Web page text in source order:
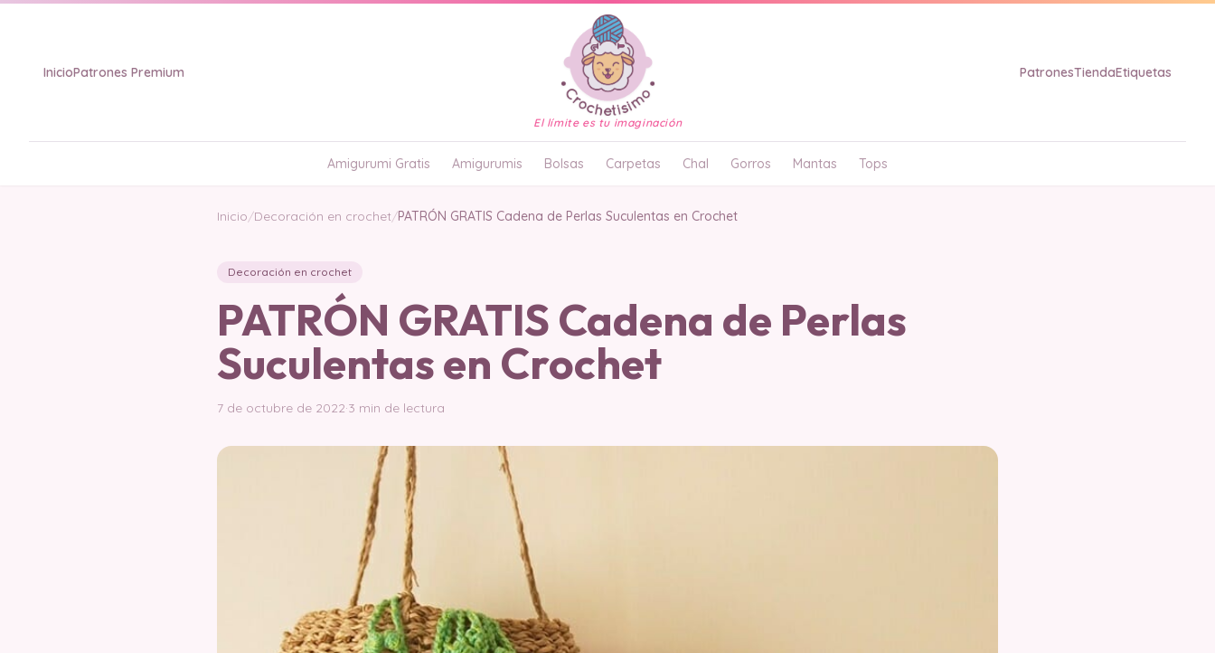
InicioPatrones Premium
El límite es tu imaginación
PatronesTiendaEtiquetas
Amigurumi Gratis Amigurumis Bolsas Carpetas Chal Gorros Mantas Tops
Inicio/Decoración en crochet/PATRÓN GRATIS Cadena de Perlas Suculentas en Crochet
Decoración en crochet
PATRÓN GRATIS Cadena de Perlas
Suculentas en Crochet
7 de octubre de 2022·3 min de lectura